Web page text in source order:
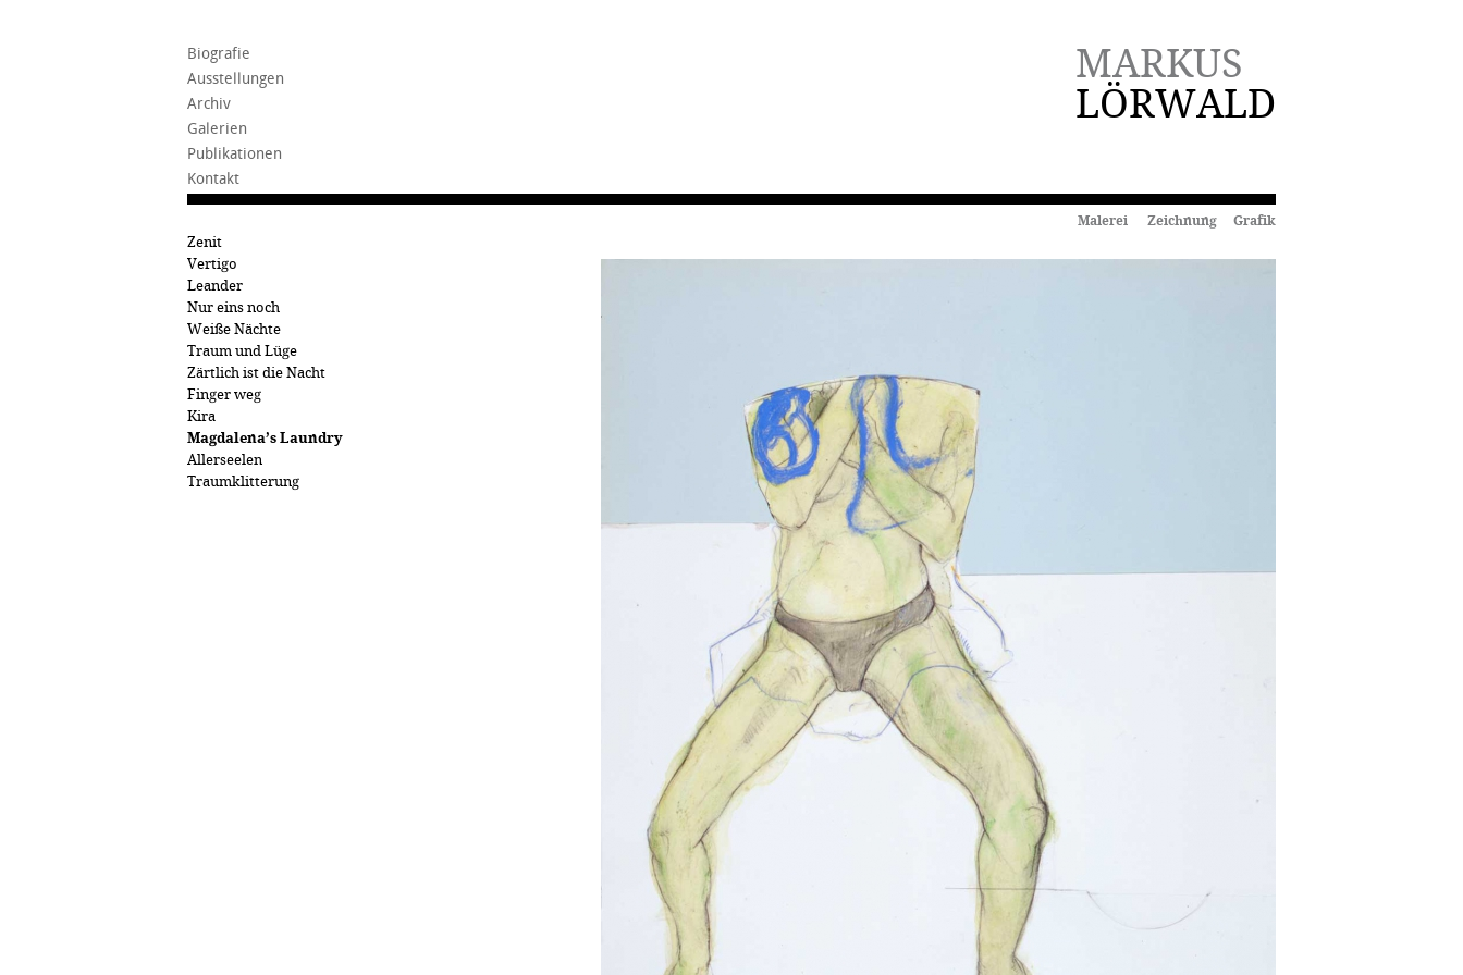
MARKUS
LÖRWALD
Biografie
Ausstellungen
Archiv
Galerien
Publikationen
Kontakt
Malerei Zeichnung Grafik
Zenit
Vertigo
Leander
Nur eins noch
Weiße Nächte
Traum und Lüge
Zärtlich ist die Nacht
Finger weg
Kira
Magdalena’s Laundry
Allerseelen
Traumklitterung